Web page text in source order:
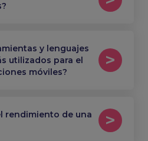
y lenguajes
utilizados para el
móviles?
rendimiento de una